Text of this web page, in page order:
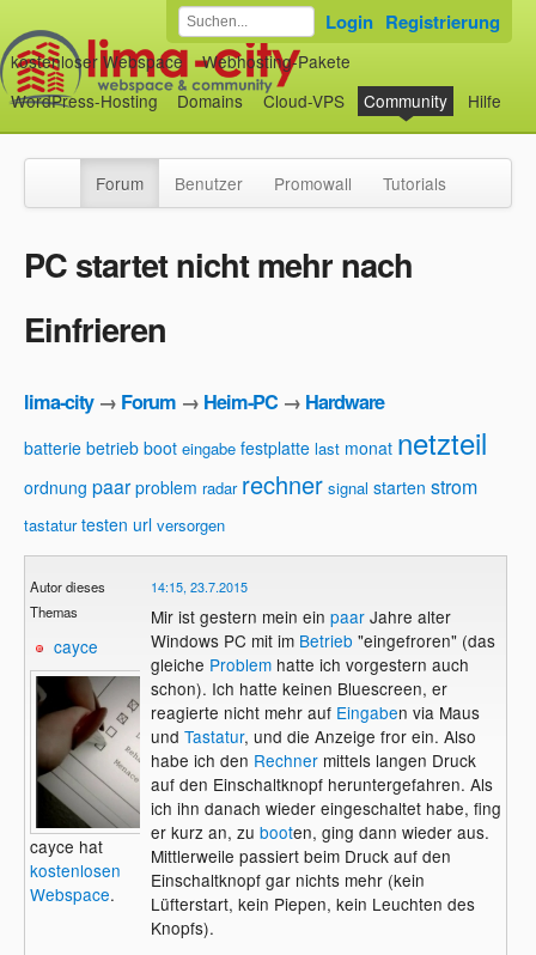
kostenloser Webspace
Webhosting-Pakete
WordPress-Hosting
Domains Cloud-VPS Community Hilfe
Login Registrierung
Forum Benutzer Promowall Tutorials
PC startet nicht mehr nach
Einfrieren
lima-city→ Forum → Heim-PC → Hardware
batterie betrieb boot eingabe festplatte last monat netzteil
ordnung paar problem radar rechner signal starten strom
tastatur testen url versorgen
Autor dieses
Themas
cayce
cayce hat
kostenlosen
Webspace.
14:15, 23.7.2015
Mir ist gestern mein ein paarJahre alter
Windows PC mit im Betrieb "eingefroren" (das
gleiche Problemhatte ich vorgestern auch
schon). Ich hatte keinen Bluescreen, er
reagierte nicht mehr auf Eingaben via Maus
und Tastatur, und die Anzeige fror ein. Also
habe ich den Rechnermittels langen Druck
auf den Einschaltknopf heruntergefahren. Als
ich ihn danach wieder eingeschaltet habe, fing
er kurz an, zu booten, ging dann wieder aus.
Mittlerweile passiert beim Druck auf den
Einschaltknopf gar nichts mehr (kein
Lüfterstart, kein Piepen, kein Leuchten des
Knopfs).